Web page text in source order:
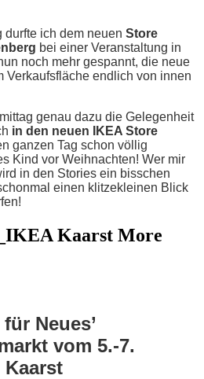
ich dem neuen Store
bei einer Veranstaltung in
noch mehr gespannt, die neue
Verkaufsfläche endlich von innen
genau dazu die Gelegenheit
in den neuen IKEA Store
ganzen Tag schon völlig
Kind vor Weihnachten! Wer mir
in den Stories ein bisschen
einen klitzekleinen Blick
Neues’
vom 5.-7.
Kaarst